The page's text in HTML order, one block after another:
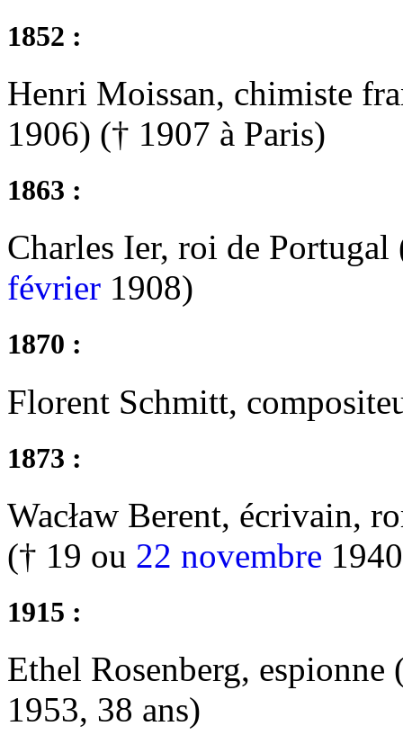
1852 :
Henri Moissan, chimiste
1906) († 1907 à Paris)
1863 :
Charles Ier, roi de
février 1908)
1870 :
Florent Schmitt,
1873 :
Wacław Berent, écrivain,
(† 19 ou 22 novembre
1915 :
Ethel Rosenberg,
1953, 38 ans)